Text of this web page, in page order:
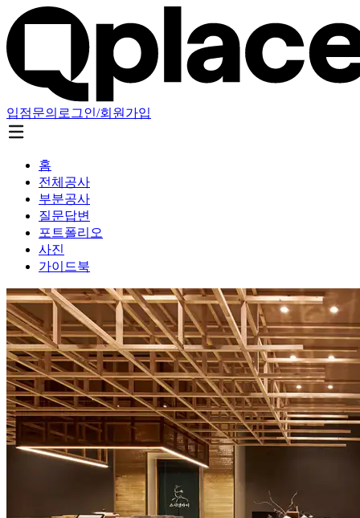
입점문의 로그인/회원가입
홈
전체공사
부분공사
질문답변
포트폴리오
사진
가이드북